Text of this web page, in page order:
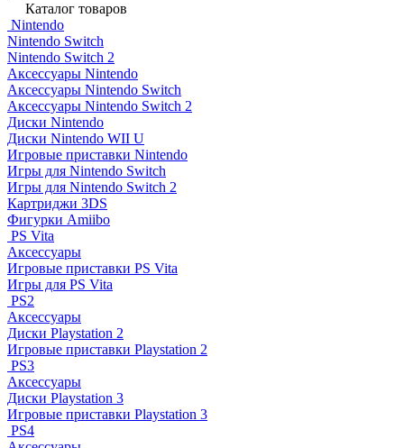
Каталог товаров
Nintendo
Nintendo Switch
Nintendo Switch 2
Аксессуары Nintendo
Аксессуары Nintendo Switch
Аксессуары Nintendo Switch 2
Диски Nintendo
Диски Nintendo WII U
Игровые приставки Nintendo
Игры для Nintendo Switch
Игры для Nintendo Switch 2
Картриджи 3DS
Фигурки Amiibo
PS Vita
Аксессуары
Игровые приставки PS Vita
Игры для PS Vita
PS2
Аксессуары
Диски Playstation 2
Игровые приставки Playstation 2
PS3
Аксессуары
Диски Playstation 3
Игровые приставки Playstation 3
PS4